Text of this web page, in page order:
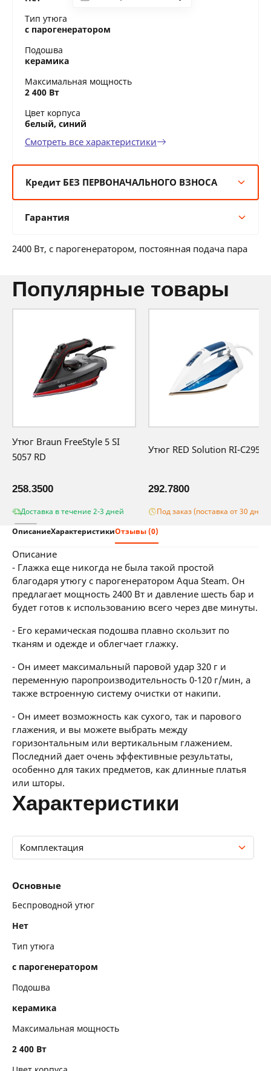
Тип утюга
с парогенератором
Подошва
керамика
Максимальная мощность
2 400 Вт
Цвет корпуса
белый, синий
Смотреть все характеристики
Кредит БЕЗ ПЕРВОНАЧАЛЬНОГО ВЗНОСА
12 мес:29 BYN/мес
36 мес:12 BYN/мес
Гарантия
12 месяцев официальной гарантии от
2400 Вт, с парогенератором, постоянная подача пара
популярные товары
Утюг Braun FreeStyle 5 SI
5057 RD
258.3500
Доставка в течение 2-3 дней
Утюг RED Solution RI-C295
292.7800
Под заказ (поставка от 30 дней)
ОписаниеХарактеристикиОтзывы (0)
описание
- Глажка еще никогда не была такой простой
благодаря утюгу с парогенератором Aqua Steam. Он
предлагает мощность 2400 Вт и давление шесть бар и
будет готов к использованию всего через две минуты.
- Его керамическая подошва плавно скользит по
тканям и одежде и облегчает глажку.
- Он имеет максимальный паровой удар 320 г и
переменную паропроизводительность 0-120 г/мин, а
также встроенную систему очистки от накипи.
- Он имеет возможность как сухого, так и парового
глажения, и вы можете выбрать между
горизонтальным или вертикальным глажением.
Последний дает очень эффективные результаты,
особенно для таких предметов, как длинные платья
или шторы.
характеристики
Комплектация
Конструкция
Пар
Функциональные особенности
Основные
Беспроводной утюг
Нет
Тип утюга
с парогенератором
Подошва
керамика
Максимальная мощность
2 400 Вт